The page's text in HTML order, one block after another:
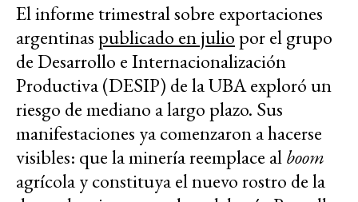
El informe trimestral sobre exportaciones
argentinas publicado en julio por el grupo
de Desarrollo e Internacionalización
Productiva (DESIP) de la UBA exploró un
riesgo de mediano a largo plazo. Sus
manifestaciones ya comenzaron a hacerse
visibles: que la minería reemplace alboom
agrícola y constituya el nuevo rostro de la